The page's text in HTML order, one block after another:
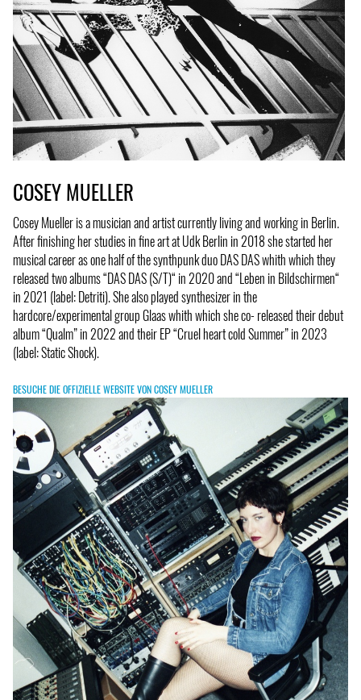
COSEY MUELLER
Cosey Mueller is a musician and artist currently living and working in Berlin.
After finishing her studies in fine art at Udk Berlin in 2018 she started her
musical career as one half of the synthpunk duo DAS DAS whith which they
released two albums “DAS DAS (S/T)“ in 2020 and “Leben in Bildschirmen“
in 2021 (label: Detriti). She also played synthesizer in the
hardcore/experimental group Glaas whith which she co- released their debut
album “Qualm” in 2022 and their EP “Cruel heart cold Summer” in 2023
(label: Static Shock).
BESUCHE DIE OFFIZIELLE WEBSITE VON COSEY MUELLER